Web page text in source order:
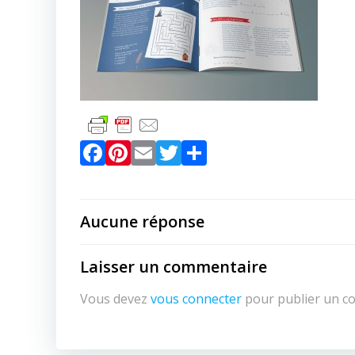
Facebook
Pinterest
EmailTwitter
Aucune réponse
Laisser un commentaire
Vous devez vous connecter pour publier un